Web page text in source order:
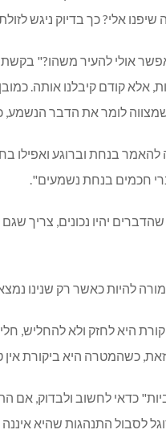
שיפנו אלי? כך בדיוק ניגש
אולי להעיר משהו?"
אלא קודם קיבלנו אותה.
לומר את הדבר
בנחת וברוגע ואפילו
חכמים בנחת נשמעים".
יהיו נכונים, צריך
להיות כאשר רק שנינו
היא לחזק ולא להחליש,
כשהמטרה היא ביקורת
כדאי לחשוב ולבדוק, אם
לסבול התנהגות שהיא